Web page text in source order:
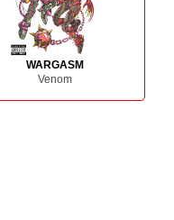
WARGASM
Venom